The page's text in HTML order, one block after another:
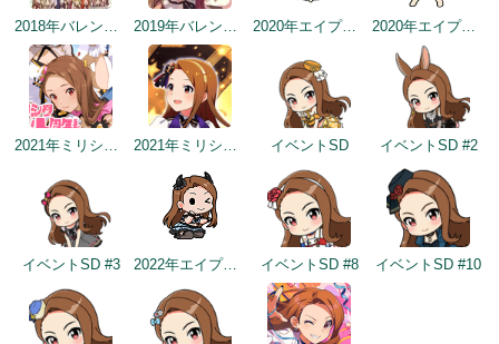
2018年バレンタインデー公式ツイート 2019年バレンタイントップ画面 2020年エイプリルフールネタ 2020年エイプリルフールネタ
2021年ミリシタ4周年カウントダウン（1日前） 2021年ミリシタ4周年トップ画面 イベントSD イベントSD #2
イベントSD #3 2022年エイプリルフールネタ イベントSD #8 イベントSD #10